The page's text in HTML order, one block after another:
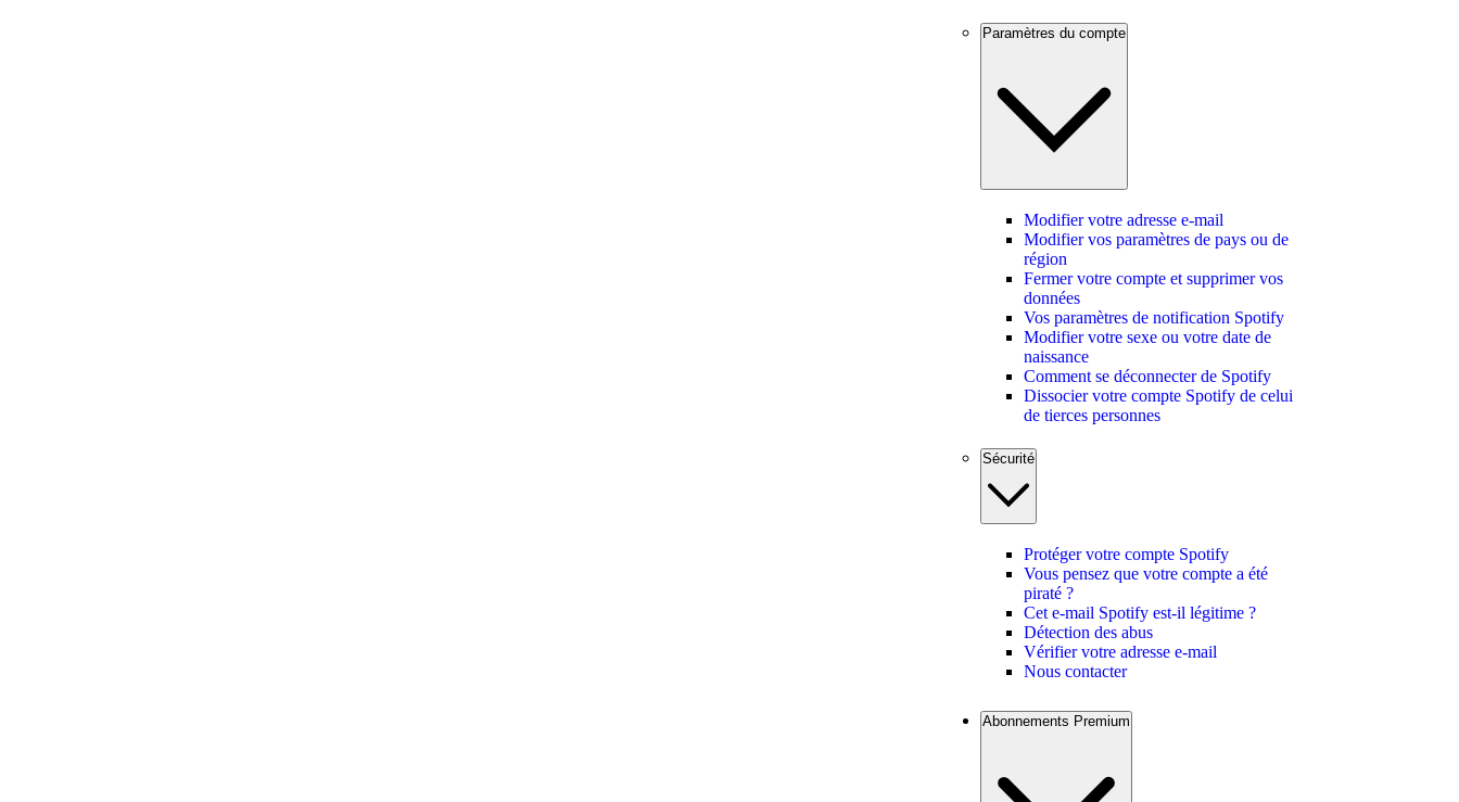
Paramètres du compte
Modifier votre adresse e-mail
Modifier vos paramètres de pays ou de
région
Fermer votre compte et supprimer vos
données
Vos paramètres de notification Spotify
Modifier votre sexe ou votre date de
naissance
Comment se déconnecter de Spotify
Dissocier votre compte Spotify de celui
de tierces personnes
Sécurité
Protéger votre compte Spotify
Vous pensez que votre compte a été
piraté ?
Cet e-mail Spotify est-il légitime ?
Détection des abus
Vérifier votre adresse e-mail
Nous contacter
Abonnements Premium